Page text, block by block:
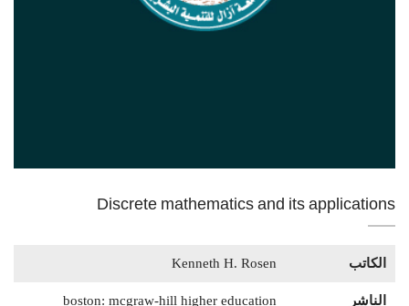
Discrete mathematics and its applications
الكاتب Kenneth H. Rosen
الناشر boston: mcgraw-hill higher education